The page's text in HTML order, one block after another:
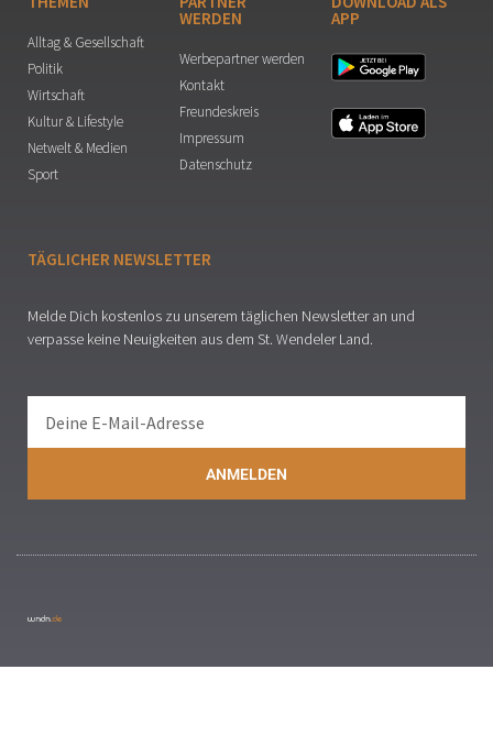
Alltag & Gesellschaft
Politik
Wirtschaft
Kultur & Lifestyle
Netwelt & Medien
Sport
WERDEN
Werbepartner werden
Kontakt
Freundeskreis
Impressum
Datenschutz
APP
TÄGLICHER NEWSLETTER
Melde Dich kostenlos zu unserem täglichen Newsletter an und
verpasse keine Neuigkeiten aus dem St. Wendeler Land.
ANMELDEN